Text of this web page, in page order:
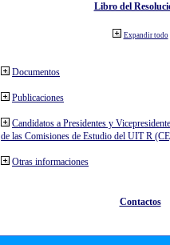
Libro del
Expandir todo
Documentos
Publicaciones
Candidatos a Presidentes y
de las Comisiones de Estudio del UIT R
Otras informaciones
Contactos